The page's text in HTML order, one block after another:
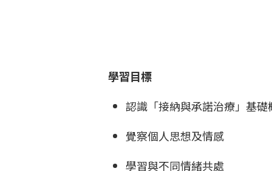
學習目標
認識「接納與承諾治療」基
覺察個人思想及情感
學習與不同情緒共處